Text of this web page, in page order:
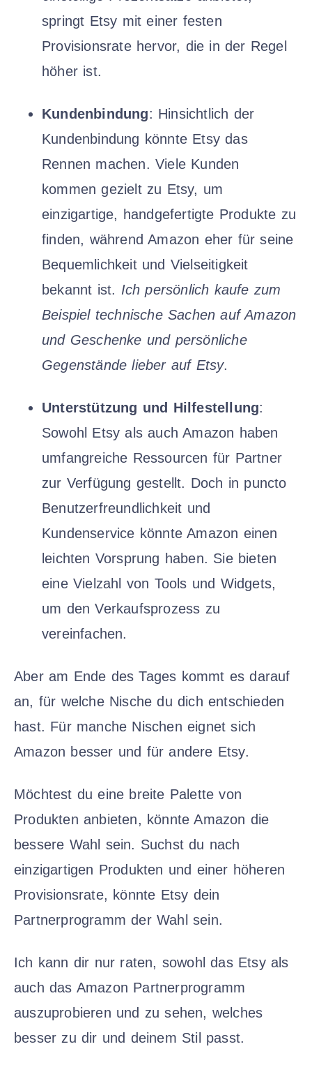
springt Etsy mit einer festen
Provisionsrate hervor, die in der Regel
höher ist.
Kundenbindung: Hinsichtlich der
Kundenbindung könnte Etsy das
Rennen machen. Viele Kunden
kommen gezielt zu Etsy, um
einzigartige, handgefertigte Produkte zu
finden, während Amazon eher für seine
Bequemlichkeit und Vielseitigkeit
bekannt ist. Ich persönlich kaufe zum
Beispiel technische Sachen auf Amazon
und Geschenke und persönliche
Gegenstände lieber auf Etsy.
Unterstützung und Hilfestellung:
Sowohl Etsy als auch Amazon haben
umfangreiche Ressourcen für Partner
zur Verfügung gestellt. Doch in puncto
Benutzerfreundlichkeit und
Kundenservice könnte Amazon einen
leichten Vorsprung haben. Sie bieten
eine Vielzahl von Tools und Widgets,
um den Verkaufsprozess zu
vereinfachen.
Aber am Ende des Tages kommt es darauf
an, für welche Nische du dich entschieden
hast. Für manche Nischen eignet sich
Amazon besser und für andere Etsy.
Möchtest du eine breite Palette von
Produkten anbieten, könnte Amazon die
bessere Wahl sein. Suchst du nach
einzigartigen Produkten und einer höheren
Provisionsrate, könnte Etsy dein
Partnerprogramm der Wahl sein.
Ich kann dir nur raten, sowohl das Etsy als
auch das Amazon Partnerprogramm
auszuprobieren und zu sehen, welches
besser zu dir und deinem Stil passt.